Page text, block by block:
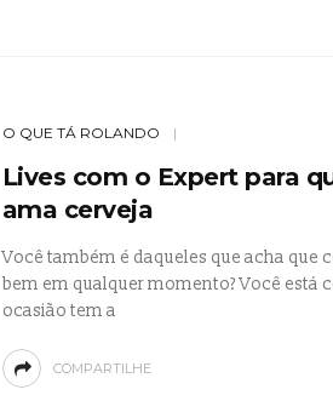
O QUE TÁ ROLANDO
Lives com o Expert para
ama cerveja
Você também é daqueles que acha que
bem em qualquer momento? Você está
ocasião tem a
COMPARTILHE